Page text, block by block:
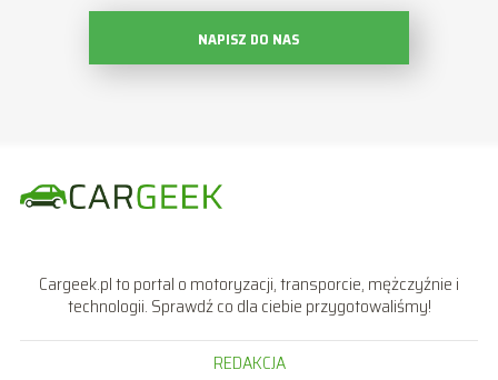
NAPISZ DO NAS
Cargeek.pl to portal o motoryzacji, transporcie, mężczyźnie i
technologii. Sprawdź co dla ciebie przygotowaliśmy!
REDAKCJA